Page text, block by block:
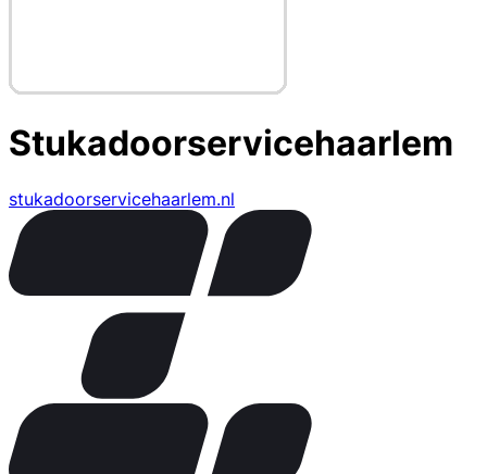
Stukadoorservicehaarlem
stukadoorservicehaarlem.nl